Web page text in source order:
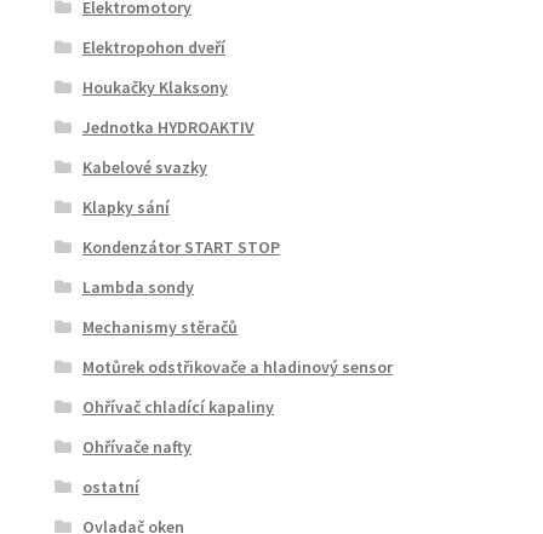
Elektromotory
Elektropohon dveří
Houkačky Klaksony
Jednotka HYDROAKTIV
Kabelové svazky
Klapky sání
Kondenzátor START STOP
Lambda sondy
Mechanismy stěračů
Motůrek odstřikovače a hladinový sensor
Ohřívač chladící kapaliny
Ohřívače nafty
ostatní
Ovladač oken